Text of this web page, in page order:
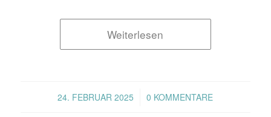
Weiterlesen
24. FEBRUAR 2025
/ 0 KOMMENTARE